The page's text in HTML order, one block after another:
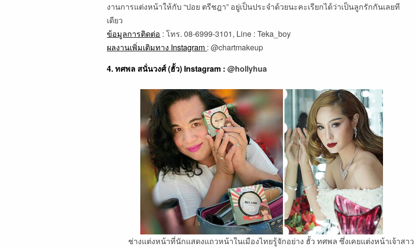
งานการแต่งหน้าให้กับ “ปอย ตรีชฎา” อยู่เป็นประจำด้วยนะคะเรียกได้ว่าเป็นลูกรักกันเลยที
เดียว
ข้อมูลการติดต่อ : โทร. 08-6999-3101, Line : Teka_boy
ผลงานเพิ่มเติมทาง Instagram :@chartmakeup
4. ทศพล สนั่นวงศ์ (ฮั้ว) Instagram :@hollyhua
ช่างแต่งหน้าที่นักแสดงแถวหน้าในเมืองไทยรู้จักอย่าง ฮั้ว ทศพล ซึ่งเคยแต่งหน้าเจ้าสาว